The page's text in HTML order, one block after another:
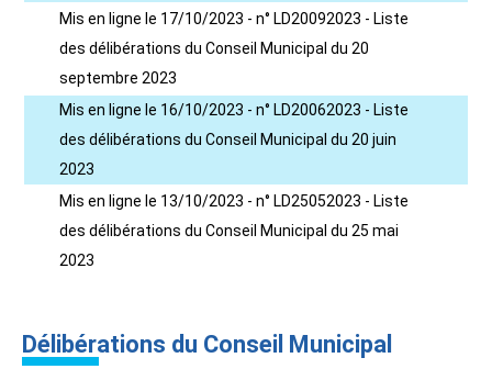
Mis en ligne le 17/10/2023 - n° LD20092023 - Liste
des délibérations du Conseil Municipal du 20
septembre 2023
Mis en ligne le 16/10/2023 - n° LD20062023 - Liste
des délibérations du Conseil Municipal du 20 juin
2023
Mis en ligne le 13/10/2023 - n° LD25052023 - Liste
des délibérations du Conseil Municipal du 25 mai
2023
Délibérations du Conseil Municipal